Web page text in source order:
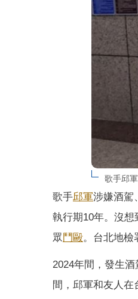
歌手邱
歌手邱軍涉嫌酒駕
執行期10年。沒
眾鬥毆。台北地檢
2024年間，發生
間，邱軍和友人